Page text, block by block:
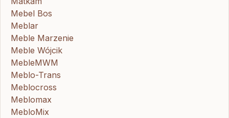
Mebel Bos
Meblar
Meble Marzenie
Meble Wójcik
MebleMWM
Meblo-Trans
Meblocross
Meblomax
MebloMix